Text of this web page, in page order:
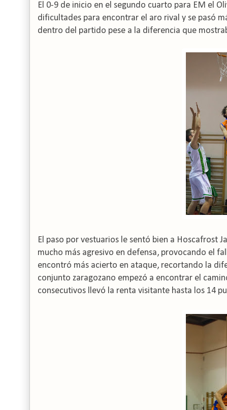
El 0-9 de inicio en el segundo cuarto para EM el
dificultades para encontrar el aro rival y se pasó
dentro del partido pese a la diferencia que
El paso por vestuarios le sentó bien a Hoscafrost
mucho más agresivo en defensa, provocando el
encontró más acierto en ataque, recortando la
conjunto zaragozano empezó a encontrar el
consecutivos llevó la renta visitante hasta los 14